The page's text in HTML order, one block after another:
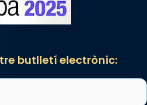
butlletí electrònic: